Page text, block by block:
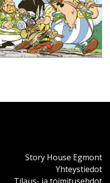
Story House Egmont
Yhteystiedot